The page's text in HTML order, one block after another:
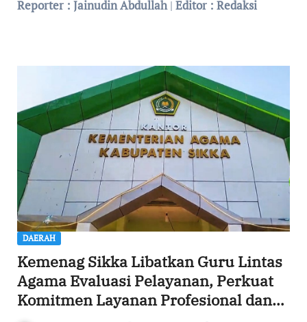
Reporter : Jainudin Abdullah| Editor : Redaksi
DAERAH
Kemenag Sikka Libatkan Guru Lintas
Agama Evaluasi Pelayanan, Perkuat
Komitmen Layanan Profesional dan